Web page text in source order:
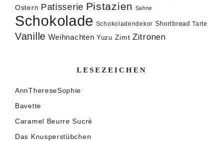
Ostern Patisserie Pistazien Sahne
Schokolade Schokoladendekor Shortbread Tarte
Vanille Weihnachten Yuzu Zimt Zitronen
LESEZEICHEN
AnnThereseSophie
Bavette
Caramel Beurre Sucré
Das Knusperstübchen